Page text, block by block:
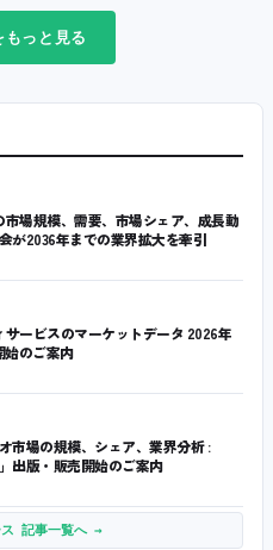
もっと見る
市場規模、需要、市場シェア、成長動
が2036年までの業界拡大を牽引
ービスのマーケットデータ 2026年
始のご案内
市場の規模、シェア、業界分析 :
出版・販売開始のご案内
ス 記事一覧へ →